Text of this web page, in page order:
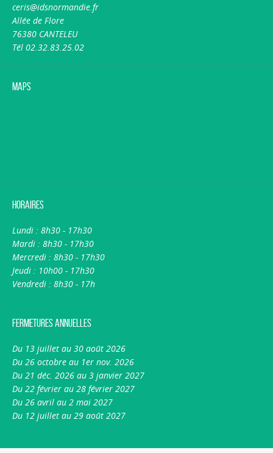
ceris@idsnormandie.fr
Allée de Flore
76380 CANTELEU
Tél 02.32.83.25.02
Maps
Horaires
Lundi : 8h30 - 17h30
Mardi : 8h30 - 17h30
Mercredi : 8h30 - 17h30
Jeudi : 10h00 - 17h30
Vendredi : 8h30 - 17h
Fermetures annuelles
Du 13 juillet au 30 août 2026
Du 26 octobre au 1er nov. 2026
Du 21 déc. 2026 au 3 janvier 2027
Du 22 février au 28 février 2027
Du 26 avril au 2 mai 2027
Du 12 juillet au 29 août 2027